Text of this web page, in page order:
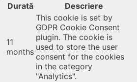
Durată Descriere
11
months
This cookie is set by
GDPR Cookie Consent
plugin. The cookie is
used to store the user
consent for the cookies
in the category
"Analytics".